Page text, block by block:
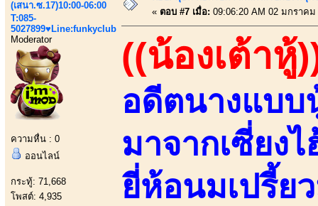
(เสนา.ซ.17)10:00-06:00
T:085-
5027899♥Line:funkyclub
Moderator
ความหื่น : 0
ออนไลน์
กระทู้: 71,668
โพสต์: 4,935
« ตอบ #7 เมื่อ: 09:06:20 AM 02 มกราคม
((น้องเต้าหู้
อดีตนางแบบ
มาจากเซี่ยง
ยี่ห้อนมเปรี้ย